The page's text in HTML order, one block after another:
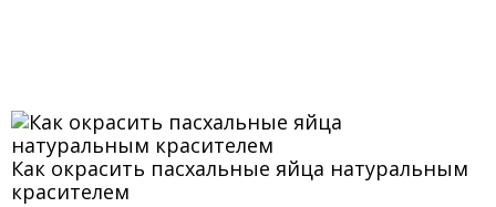
Как окрасить пасхальные яйца натуральным
красителем